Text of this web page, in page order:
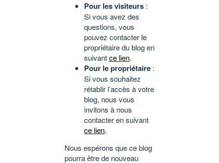
Pour les visiteurs :
Si vous avez des
questions, vous
pouvez contacter le
propriétaire du blog en
suivantce lien.
Pour le propriétaire :
Si vous souhaitez
rétablir l’accès à votre
blog, nous vous
invitons à nous
contacter en suivant
ce lien.
Nous espérons que ce blog
pourra être de nouveau